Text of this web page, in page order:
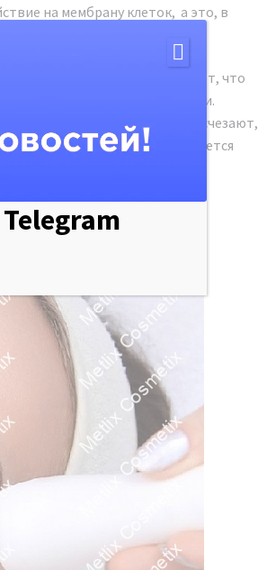
на мембрану клеток, а это, в
аминоклислот, что
кислорода в ткани кожи.
вырабатываются. Морщины исчезают,
упругость лица и улучшается